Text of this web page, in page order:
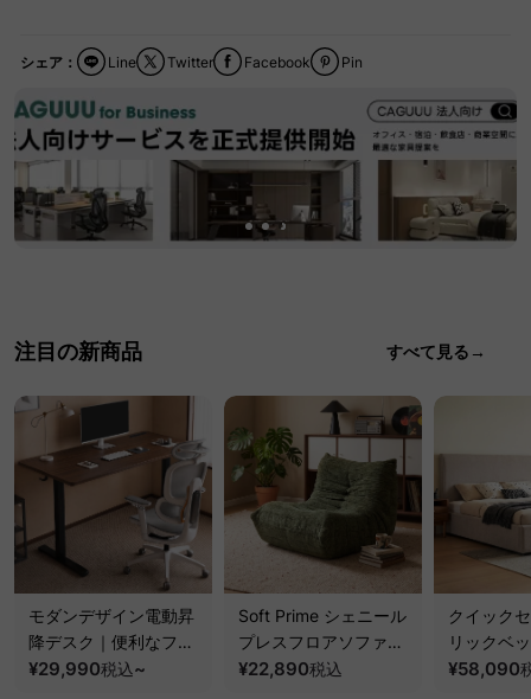
シェア： Facebook
Twitter Pin
Line
注目の新商品 すべて見る→
モダンデザイン電動昇
降デスク｜便利なフッ
ク・コンセント・
¥29,990税込~
Soft Prime シェニール
プレスフロアソファ｜
圧縮梱包で搬入しやす
¥22,890税込
クイック
リックベ
要で組み
¥58,090